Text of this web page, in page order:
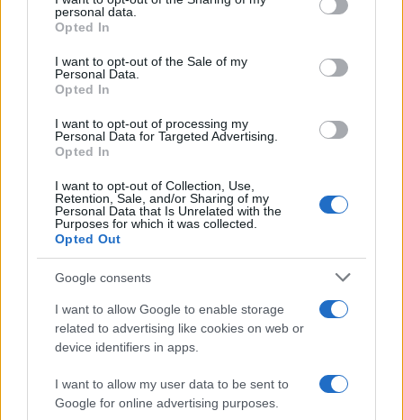
grant or deny consent to Google and its third-party tags to
use your data for below specified purposes in below Google
consent section.
personal data.
Opted In
I want to opt-out of the Sale of my
Personal Data.
Opted In
I want to opt-out of processing my
Personal Data for Targeted Advertising.
Opted In
I want to opt-out of Collection, Use,
Retention, Sale, and/or Sharing of my
Personal Data that Is Unrelated with the
Purposes for which it was collected.
Opted Out
Google consents
I want to allow Google to enable storage
related to advertising like cookies on web or
device identifiers in apps.
I want to allow my user data to be sent to
Google for online advertising purposes.
Petrolio in calo: Brent a 88.9 dollari, ribassi diffusi tra le
materie prime
Andrea Innocenti · 6 Ago 2026
NEWS